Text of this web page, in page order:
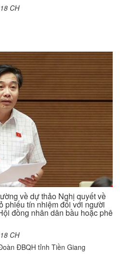
CH
về dự thảo Nghị quyết về
phiếu tín nhiệm đối với người
đồng nhân dân bầu hoặc phê
CH
ĐBQH tỉnh Tiền Giang